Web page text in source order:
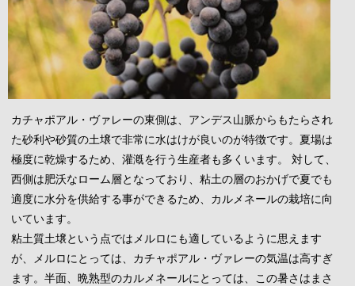
カチャポアル・ヴァレーの東側は、アンデス山脈からもたらされ
た砂利や砂質の土壌で非常に水はけが良いのが特徴です。夏場は
極度に乾燥するため、灌漑を行う生産者も多くいます。 対して、
西側は肥沃なローム層となっており、粘土の層のおかげで夏でも
適度に水分を供給する事ができるため、カルメネールの栽培に向
いています。
粘土質土壌という点ではメルロにも適しているように思えます
が、メルロにとっては、カチャポアル・ヴァレーの気温は高すぎ
ます。半面、晩熟型のカルメネールにとっては、この暑さはまさ